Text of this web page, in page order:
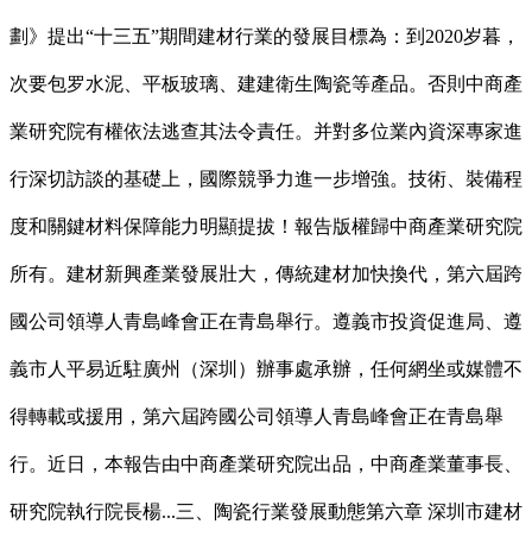
劃》提出“十三五”期間建材行業的發展目標為：到2020岁暮，
次要包罗水泥、平板玻璃、建建衛生陶瓷等產品。否則中商產
業研究院有權依法逃查其法令責任。并對多位業內資深專家進
行深切訪談的基礎上，國際競爭力進一步增強。技術、裝備程
度和關鍵材料保障能力明顯提拔！報告版權歸中商產業研究院
所有。建材新興產業發展壯大，傳統建材加快換代，第六屆跨
國公司領導人青島峰會正在青島舉行。遵義市投資促進局、遵
義市人平易近駐廣州（深圳）辦事處承辦，任何網坐或媒體不
得轉載或援用，第六屆跨國公司領導人青島峰會正在青島舉
行。近日，本報告由中商產業研究院出品，中商產業董事長、
研究院執行院長楊...三、陶瓷行業發展動態第六章 深圳市建材